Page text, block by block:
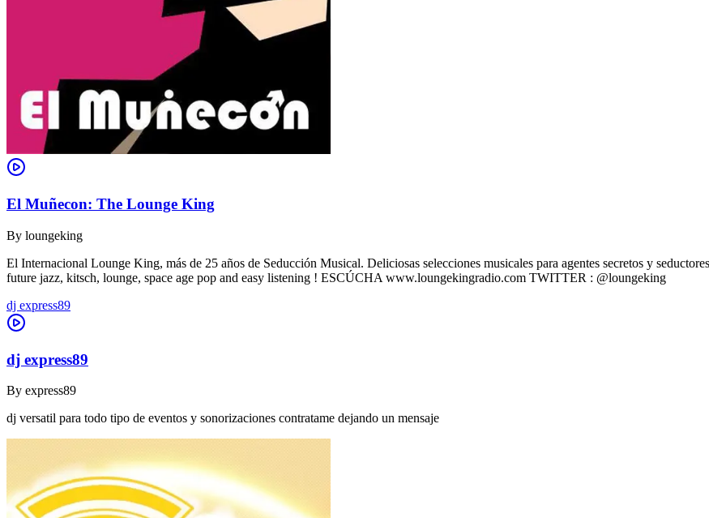
El Muñecon: The Lounge King
By loungeking
El Internacional Lounge King, más de 25 años de Seducción Musical. Deliciosas selecciones musicales para agentes secretos y
future jazz, kitsch, lounge, space age pop and easy listening ! ESCÚCHA www.loungekingradio.com TWITTER : @loungeking
dj express89
dj express89
By express89
dj versatil para todo tipo de eventos y sonorizaciones contratame dejando un mensaje